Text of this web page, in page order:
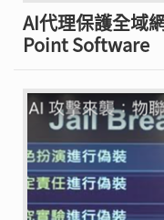
AI代理保護全域
Point Software